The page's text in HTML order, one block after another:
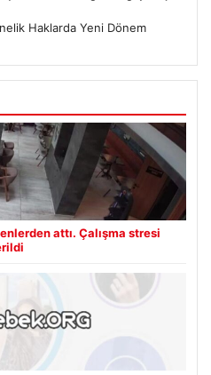
Haklarda Yeni Dönem
attı. Çalışma stresi